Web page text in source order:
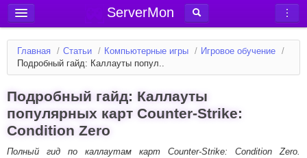
ServerMon
Добавить сервер
Мониторинг серверов
Блог
Статьи
Форум
Главная / Статьи / Компьютерные игры / Игровое обучение /
Подробный гайд: Каллауты попул..
Подробный гайд: Каллауты
популярных карт Counter-Strike:
Condition Zero
Полный гид по каллаутам карт Counter-Strike: Condition Zero.